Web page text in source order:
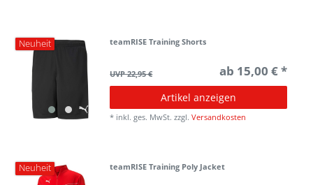
Neuheit teamRISE Training Shorts
UVP 22,95 € ab 15,00 € *
Artikel anzeigen
* inkl. ges. MwSt. zzgl.Versandkosten
Neuheit teamRISE Training Poly Jacket